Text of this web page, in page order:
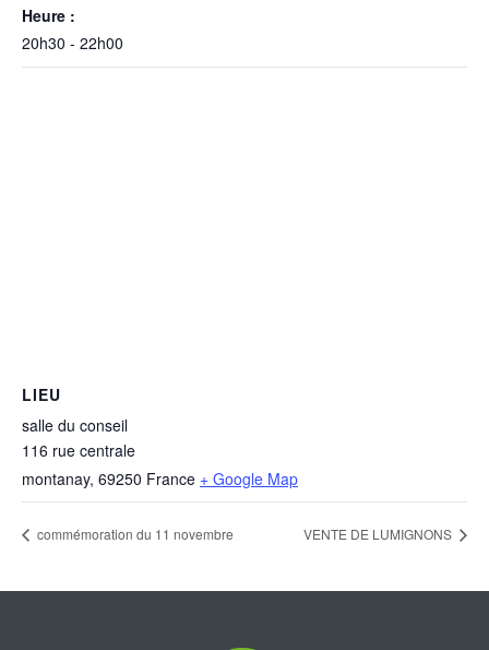
Heure :
20h30 - 22h00
LIEU
salle du conseil
116 rue centrale
montanay, 69250 France + Google Map
commémoration du 11 novembre VENTE DE LUMIGNONS